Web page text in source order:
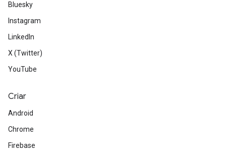
Bluesky
Instagram
LinkedIn
X (Twitter)
YouTube
Criar
Android
Chrome
Firebase